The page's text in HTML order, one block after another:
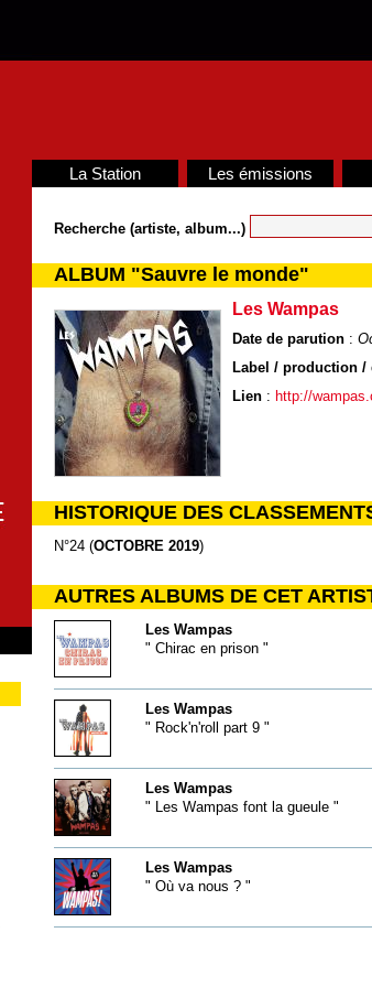
La Station Les émissions
Recherche (artiste, album...)
ALBUM "Sauvre le monde"
Les Wampas
Date de parution:
Label / production
Lien: http://
HISTORIQUE DES
N°24 (OCTOBRE 2019)
AUTRES ALBUMS DE CET
Les Wampas
" Chirac en prison "
Les Wampas
" Rock'n'roll part 9 "
Les Wampas
" Les Wampas font la gueule "
Les Wampas
" Où va nous ? "